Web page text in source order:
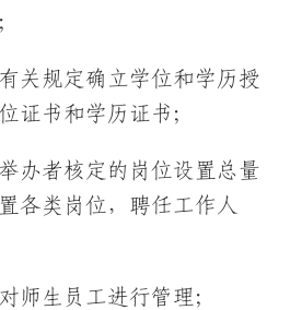
关规定确立学位和学历授
证书和学历证书；
办者核定的岗位设置总量
各类岗位，聘任工作人
师生员工进行管理；